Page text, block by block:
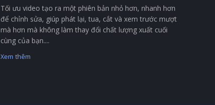
Tối ưu video tạo ra một phiên bản nhỏ hơn, nhanh hơn
để chỉnh sửa, giúp phát lại, tua, cắt và xem trước mượt
mà hơn mà không làm thay đổi chất lượng xuất cuối
cùng của bạn....
Xem thêm